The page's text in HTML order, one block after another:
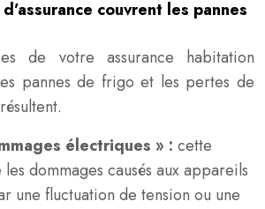
couvrent les pannes
de votre assurance habitation
pannes de frigo et les pertes de
électriques » : cette
dommages causés aux appareils
une fluctuation de tension ou une